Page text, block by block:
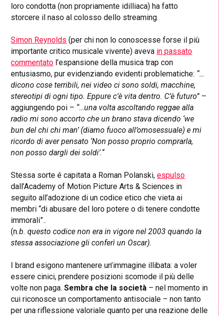
loro condotta (non propriamente idilliaca) ha fatto
storcere il naso al colosso dello streaming.
Simon Reynolds (per chi non lo conoscesse forse il più
importante critico musicale vivente) aveva in passato
commentato l’espansione della musica trap con
entusiasmo, pur evidenziando evidenti problematiche: “…
dicono cose terribili, nei video ci sono soldi, macchine,
stereotipi di ogni tipo. Eppure c’è vita dentro. C’è futuro” –
aggiungendo poi – “…una volta ascoltando reggae alla
radio mi sono accorto che un brano stava dicendo ‘we
bun del chi chi man’ (diamo fuoco all’omosessuale) e mi
ricordo di aver pensato ‘Non posso proprio comprarla,
non posso dargli dei soldi’.“
Stessa sorte é capitata a Roman Polanski,espulso
dall’Academy of Motion Picture Arts & Sciences in
seguito all’adozione di un codice etico che vieta ai
membri “di abusare del loro potere o di tenere condotte
immorali”..
(n.b. questo codice non era in vigore nel 2003 quando la
stessa associazione gli conferì un Oscar).
I brand esigono mantenere un’immagine illibata: a voler
essere cinici, prendere posizioni scomode il più delle
volte non paga.Sembra che la società – nel momento in
cui riconosce un comportamento antisociale – non tanto
per una riflessione valoriale quanto per una reazione delle